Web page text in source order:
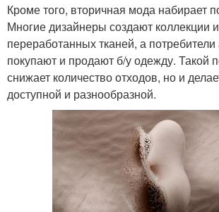
Кроме того, вторичная мода набирает
Многие дизайнеры создают коллекции
переработанных тканей, а потребители
покупают и продают б/у одежду. Такой
снижает количество отходов, но и
доступной и разнообразной.